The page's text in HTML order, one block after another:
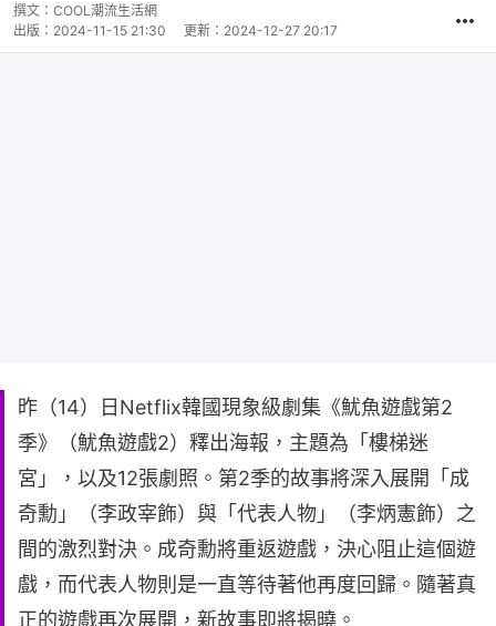
撰文： COOL潮流生活網
出版： 2024-11-15 21:30 更新： 2024-12-27 20:17
昨（14）日Netflix韓國現象級劇集《魷魚遊戲第2
季》（魷魚遊戲2）釋出海報，主題為「樓梯迷
宮」，以及12張劇照。第2季的故事將深入展開「成
奇勳」（李政宰飾）與「代表人物」（李炳憲飾）之
間的激烈對決。成奇勳將重返遊戲，決心阻止這個遊
戲，而代表人物則是一直等待著他再度回歸。隨著真
正的遊戲再次展開，新故事即將揭曉。